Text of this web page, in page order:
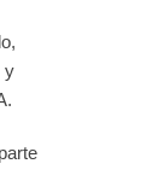
y